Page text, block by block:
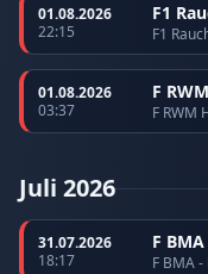
01.08.2026
22:15
F1
01.08.2026
03:37
Juli 2026
31.07.2026
18:17